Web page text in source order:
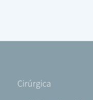
Footer
Cirúrgica